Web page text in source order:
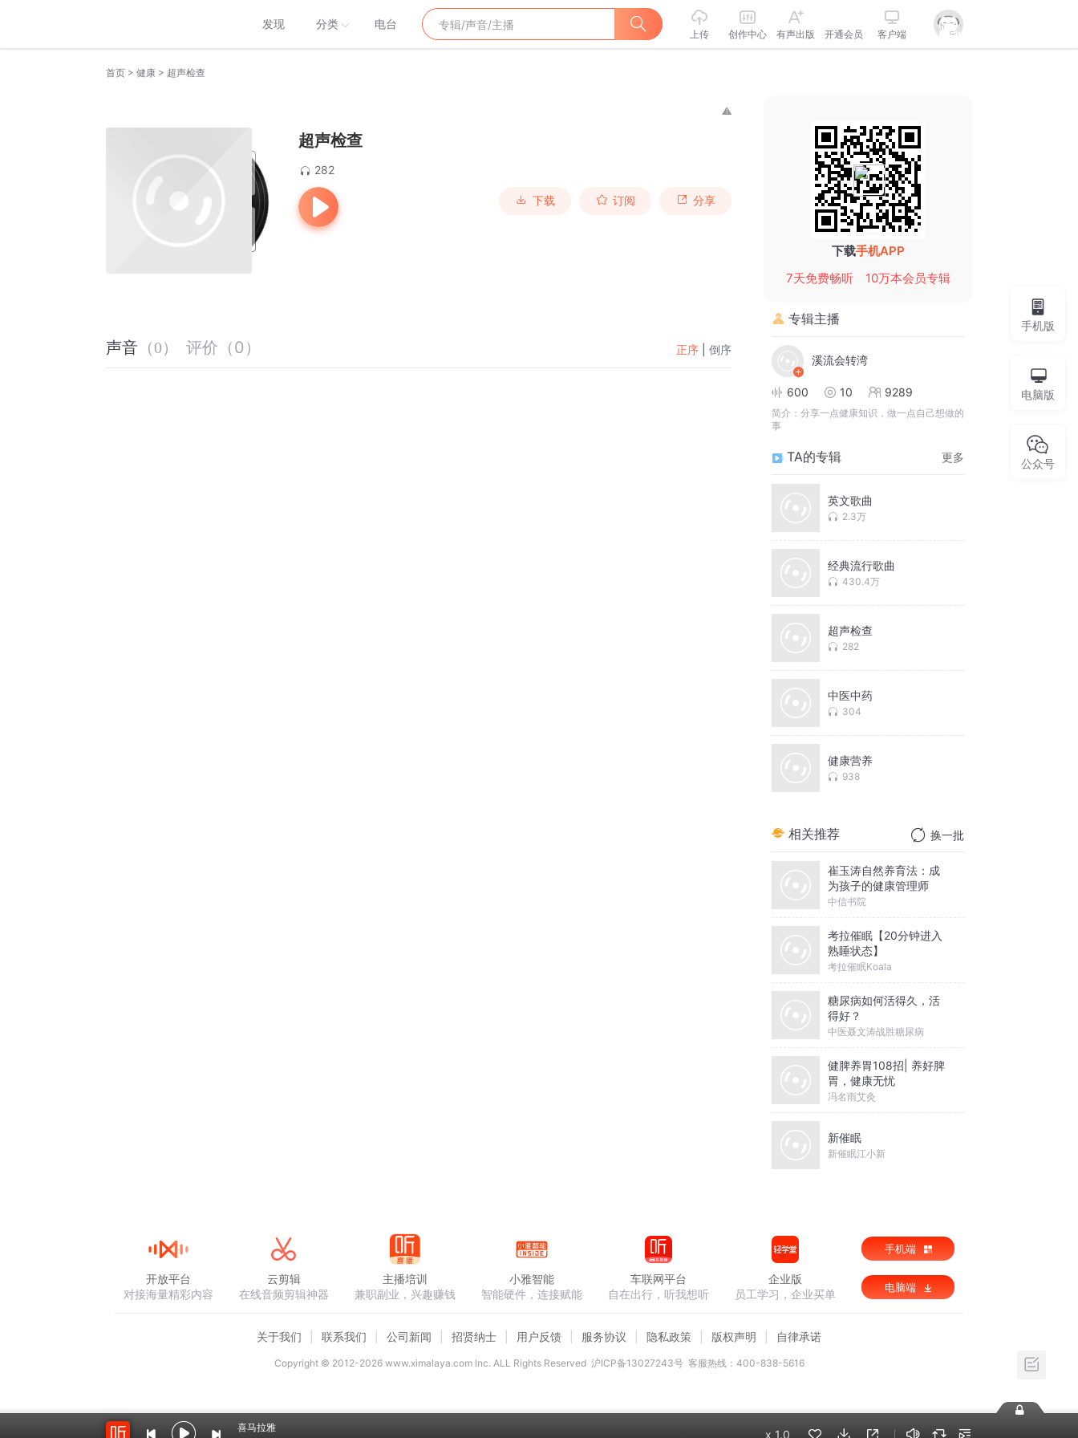
发现 分类 电台
上传 创作中心 有声出版 开通会员 客户端
首页 > 健康 > 超声检查
超声检查
282
下载 订阅 分享
声音 （0） 评价 （0 ） 正序 倒序
下载手机APP
7天免费畅听
10万本会员专辑
专辑主播
溪流会转湾
600 10 9289
简介： 分享一点健康知识，做一点自己想做的
事
TA的专辑 更多
英文歌曲
2.3万
经典流行歌曲
430.4万
超声检查
282
中医中药
304
健康营养
938
相关推荐 换一批
崔玉涛自然养育法：成
为孩子的健康管理师
中信书院
考拉催眠【20分钟进入
熟睡状态】
考拉催眠Koala
糖尿病如何活得久，活
得好？
中医聂文涛战胜糖尿病
健脾养胃108招| 养好脾
胃，健康无忧
冯名雨艾灸
新催眠
新催眠江小新
手机版
电脑版
公众号
喜马拉雅
x 1.0
开放平台
对接海量精彩内容
云剪辑
在线音频剪辑神器
主播培训
兼职副业，兴趣赚钱
小雅智能
智能硬件，连接赋能
车联网平台
自在出行，听我想听
企业版
员工学习，企业买单
手机端
电脑端
关于我们 联系我们 公司新闻 招贤纳士 用户反馈 服务协议 隐私政策 版权声明 自律承诺
Copyright © 2012-2026www.ximalaya.com lnc. ALL Rights Reserved 沪ICP备13027243号 客服热线：400-838-5616